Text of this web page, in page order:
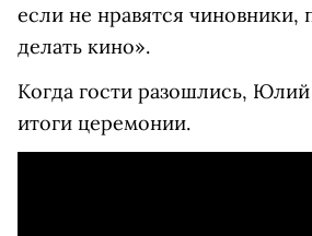
если не нравятся чиновники,
делать кино».
Когда гости разошлись,
итоги церемонии.